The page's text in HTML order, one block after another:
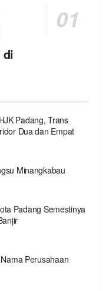
di
Padang, Trans
Dua dan Empat
Minangkabau
Padang Semestinya
Perusahaan